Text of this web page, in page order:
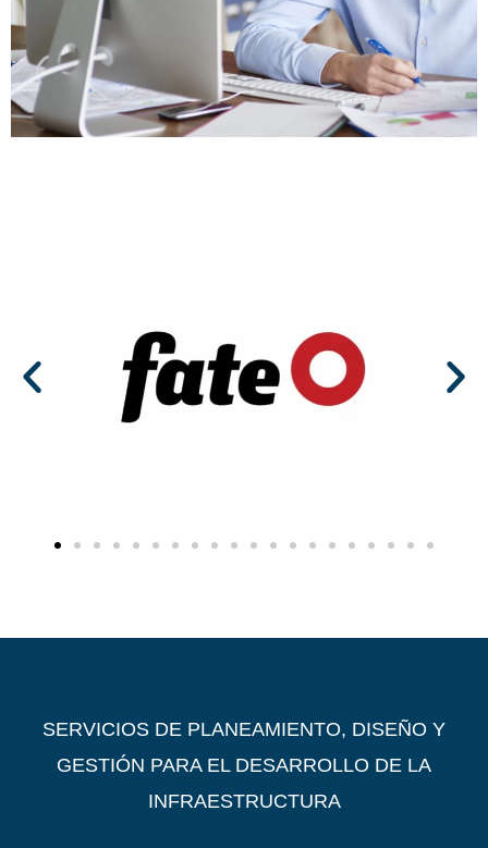
SERVICIOS DE PLANEAMIENTO, DISEÑO Y
GESTIÓN PARA EL DESARROLLO DE LA
INFRAESTRUCTURA